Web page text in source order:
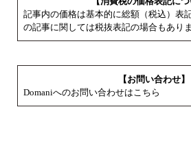
記事内の価格は基本的に総額（税込）表
の記事に関しては税抜表記の場合もありま
【お問い合わせ】
Domaniへのお問い合わせはこちら